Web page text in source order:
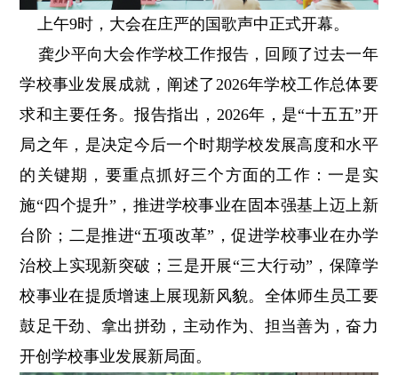
上午9时，大会在庄严的国歌声中正式开幕。
龚少平向大会作学校工作报告，回顾了过去一年
学校事业发展成就，阐述了2026年学校工作总体要
求和主要任务。报告指出，2026年，是“十五五”开
局之年，是决定今后一个时期学校发展高度和水平
的关键期，要重点抓好三个方面的工作：一是实
施“四个提升”，推进学校事业在固本强基上迈上新
台阶；二是推进“五项改革”，促进学校事业在办学
治校上实现新突破；三是开展“三大行动”，保障学
校事业在提质增速上展现新风貌。全体师生员工要
鼓足干劲、拿出拼劲，主动作为、担当善为，奋力
开创学校事业发展新局面。